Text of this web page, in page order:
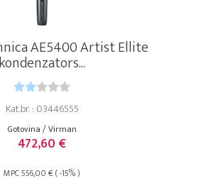
AE5400 Artist Ellite
kondenzators...
Kat.br. : 03446555
Gotovina / Virman
472,60 €
MPC 556,00 € ( -15% )